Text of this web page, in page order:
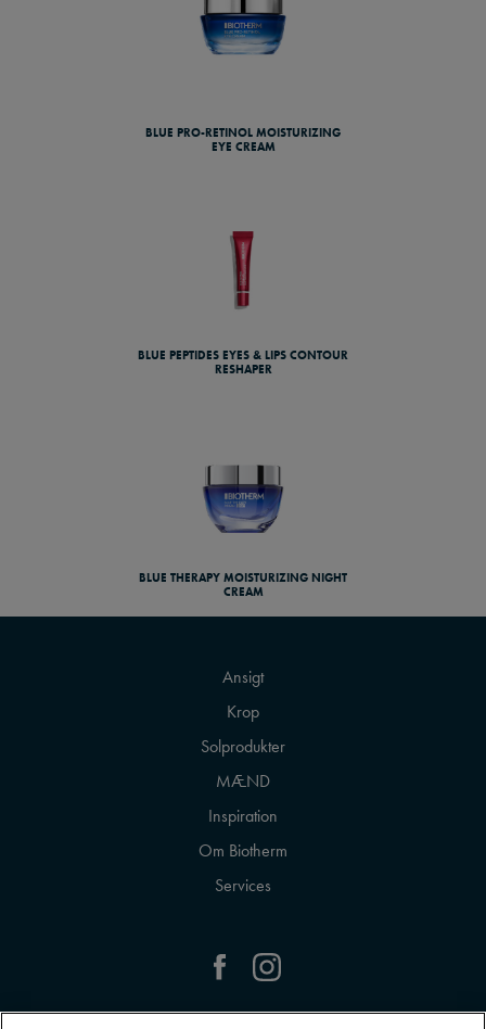
BLUE PRO-RETINOL MOISTURIZING
EYE CREAM
BLUE PEPTIDES EYES & LIPS CONTOUR
RESHAPER
BLUE THERAPY MOISTURIZING NIGHT
CREAM
Ansigt
Krop
Solprodukter
MÆND
Inspiration
Om Biotherm
Services